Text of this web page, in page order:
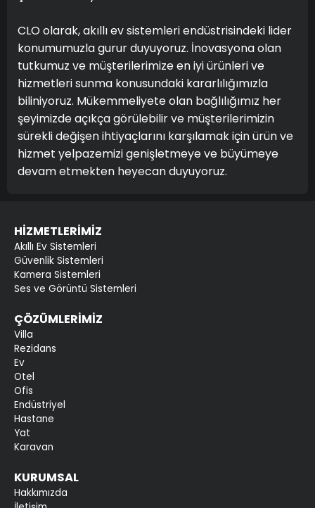
CLO olarak, akıllı ev sistemleri endüstrisindeki lider
konumumuzla gurur duyuyoruz. İnovasyona olan
tutkumuz ve müşterilerimize en iyi ürünleri ve
hizmetleri sunma konusundaki kararlılığımızla
biliniyoruz. Mükemmeliyete olan bağlılığımız her
şeyimizde açıkça görülebilir ve müşterilerimizin
sürekli değişen ihtiyaçlarını karşılamak için ürün ve
hizmet yelpazemizi genişletmeye ve büyümeye
devam etmekten heyecan duyuyoruz.
HİZMETLERİMİZ
Akıllı Ev Sistemleri
Güvenlik Sistemleri
Kamera Sistemleri
Ses ve Görüntü Sistemleri
ÇÖZÜMLERİMİZ
Villa
Rezidans
Ev
Otel
Ofis
Endüstriyel
Hastane
Yat
Karavan
KURUMSAL
Hakkımızda